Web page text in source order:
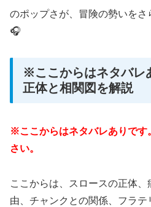
のポップさが、冒険の勢いをさ
🎧
※ここからはネタバレ
正体と相関図を解説
※ここからはネタバレありです
さい。
ここからは、スロースの正体
由、チャンクとの関係、フラ